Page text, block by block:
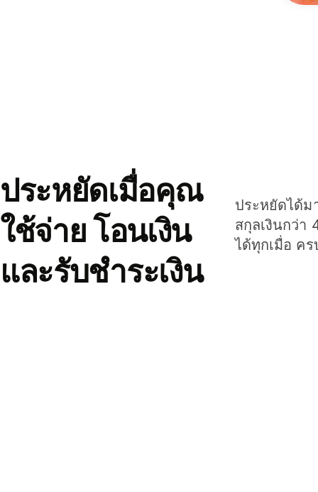
ประหยัดเมื่อคุณ
ใช้จ่าย โอนเงิน
และรับชำระเงิน
ประหยัดได้ม
สกุลเงินกว่า
ได้ทุกเมื่อ ค